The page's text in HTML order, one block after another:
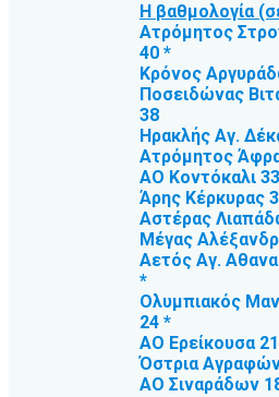
Η βαθμολογία
Ατρόμητος
40 *
Κρόνος
Ποσειδώνας
38
Ηρακλής Αγ.
Ατρόμητος
ΑΟ Κοντόκαλι 33
Άρης Κέρκυρας
Αστέρας
Μέγας
Αετός Αγ.
*
Ολυμπιακός
24 *
ΑΟ Ερείκουσα
Όστρια
ΑΟ Σιναράδων